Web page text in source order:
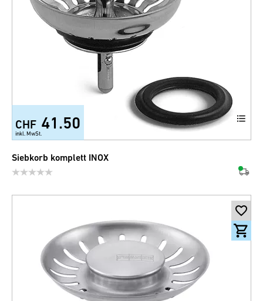
CHF 41.50
inkl. MwSt.
Siebkorb komplett INOX